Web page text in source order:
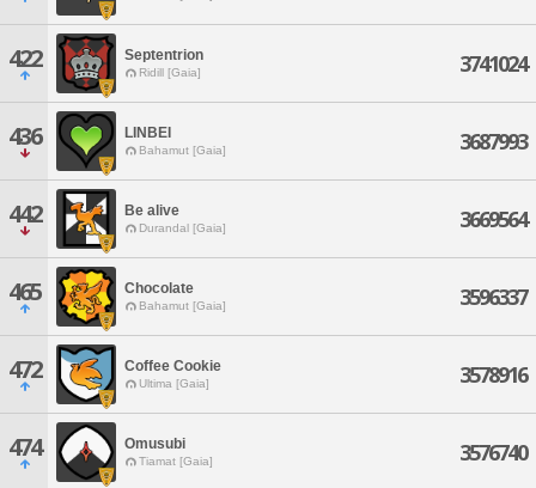
422 Septentrion
Ridill [Gaia] 3741024
436 LINBEI
Bahamut [Gaia] 3687993
442 Be alive
Durandal [Gaia] 3669564
465 Chocolate
Bahamut [Gaia] 3596337
472 Coffee Cookie
Ultima [Gaia] 3578916
474 Omusubi
Tiamat [Gaia] 3576740